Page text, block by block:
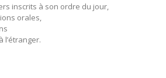
inscrits à son ordre du jour,
orales,
l’étranger.